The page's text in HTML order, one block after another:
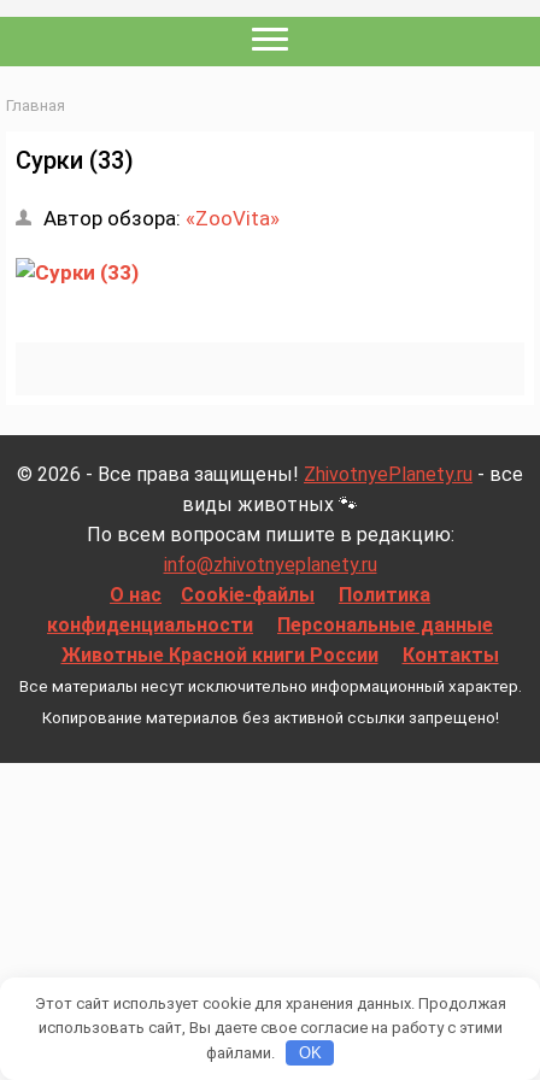
Главная
Сурки (33)
Автор обзора: «ZooVita»
© 2026 - Все права защищены! ZhivotnyePlanety.ru - все
виды животных 🐾
По всем вопросам пишите в редакцию:
info@zhivotnyeplanety.ru
О нас
Cookie-файлы
Политика
конфиденциальности
Персональные данные
Животные Красной книги России
Контакты
Все материалы несут исключительно информационный характер.
Копирование материалов без активной ссылки запрещено!
Этот сайт использует cookie для хранения данных. Продолжая
использовать сайт, Вы даете свое согласие на работу с этими
файлами.
OK